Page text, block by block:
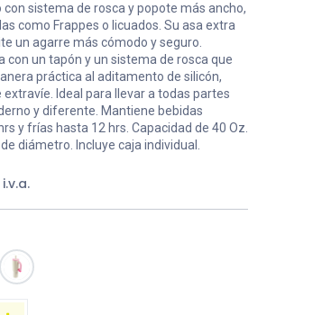
sistema de rosca y popote más ancho,
como Frappes o licuados. Su asa extra
un agarre más cómodo y seguro.
con un tapón y un sistema de rosca que
práctica al aditamento de silicón,
extravíe. Ideal para llevar a todas partes
y diferente. Mantiene bebidas
y frías hasta 12 hrs. Capacidad de 40 Oz.
diámetro. Incluye caja individual.